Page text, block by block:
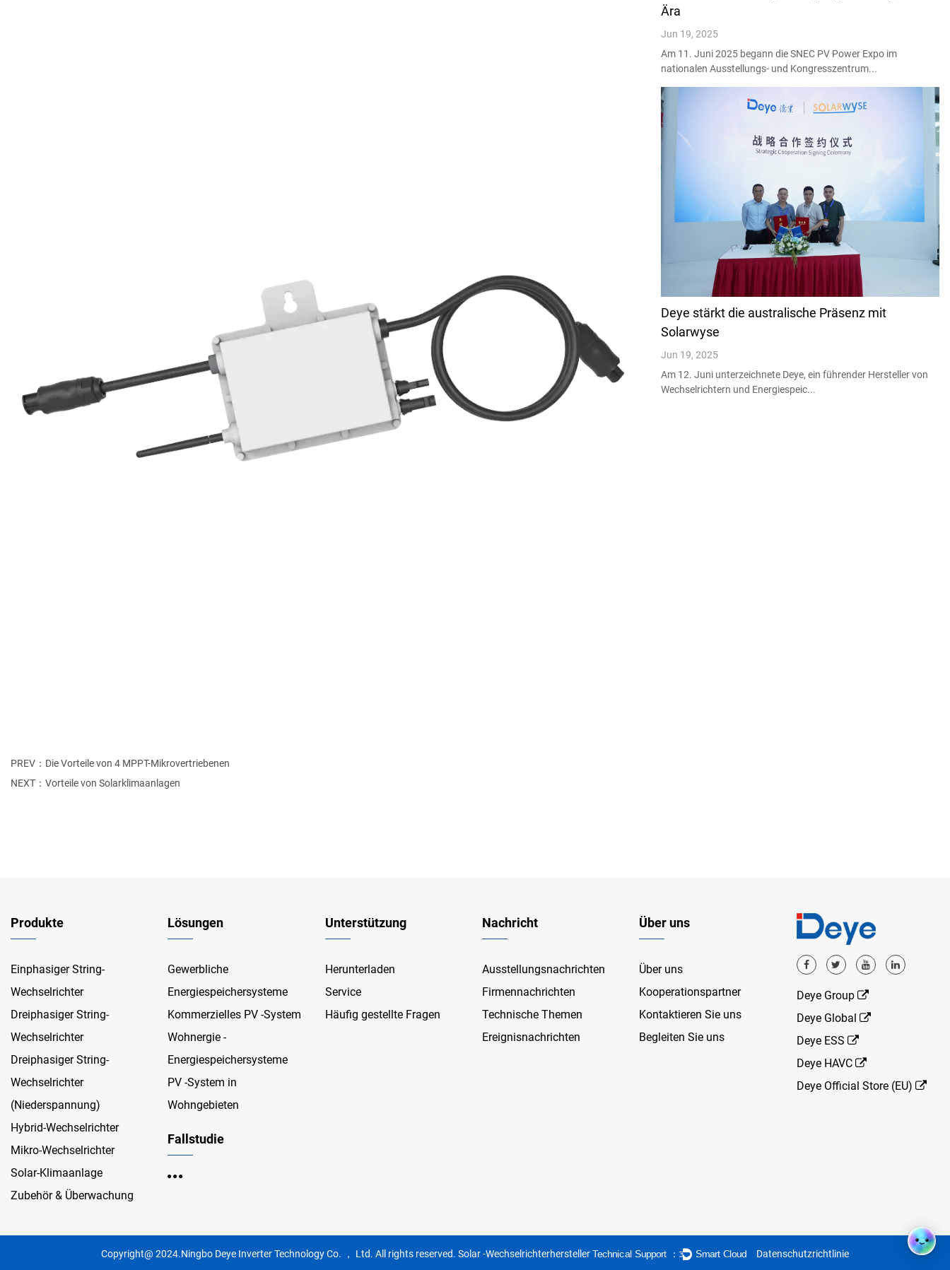
PREV：Die Vorteile von 4 MPPT-Mikrovertriebenen
NEXT：Vorteile von Solarklimaanlagen
Ära
Jun 19, 2025
Am 11. Juni 2025 begann die SNEC PV Power Expo im
nationalen Ausstellungs- und Kongresszentrum...
Deye stärkt die australische Präsenz mit
Solarwyse
Jun 19, 2025
Am 12. Juni unterzeichnete Deye, ein führender Hersteller von
Wechselrichtern und Energiespeic...
Produkte
Einphasiger String-
Wechselrichter
Dreiphasiger String-
Wechselrichter
Dreiphasiger String-
Wechselrichter
(Niederspannung)
Hybrid-Wechselrichter
Mikro-Wechselrichter
Solar-Klimaanlage
Zubehör & Überwachung
Lösungen
Gewerbliche
Energiespeichersysteme
Kommerzielles PV -System
Wohnergie -
Energiespeichersysteme
PV -System in
Wohngebieten
Fallstudie
Unterstützung
Herunterladen
Service
Häufig gestellte Fragen
Nachricht
Ausstellungsnachrichten
Firmennachrichten
Technische Themen
Ereignisnachrichten
Über uns
Über uns
Kooperationspartner
Kontaktieren Sie uns
Begleiten Sie uns
Deye Group
Deye Global
Deye ESS
Deye HAVC
Deye Official Store (EU)
Copyright@ 2024.Ningbo Deye Inverter Technology Co. ， Ltd. All rights reserved.Solar -Wechselrichterhersteller Technical Support ： Smart Cloud Datenschutzrichtlinie